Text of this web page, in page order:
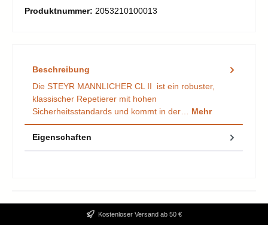
Produktnummer: 2053210100013
Beschreibung
Die STEYR MANNLICHER CL II ist ein robuster,
klassischer Repetierer mit hohen
Sicherheitsstandards und kommt in der… Mehr
Eigenschaften
Kostenloser Versand ab 50 €